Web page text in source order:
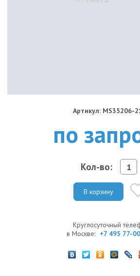
Артикул: MS35206-
по
Кол-во:
В корзину
Круглосуточный
в Москве: +7 495 77-